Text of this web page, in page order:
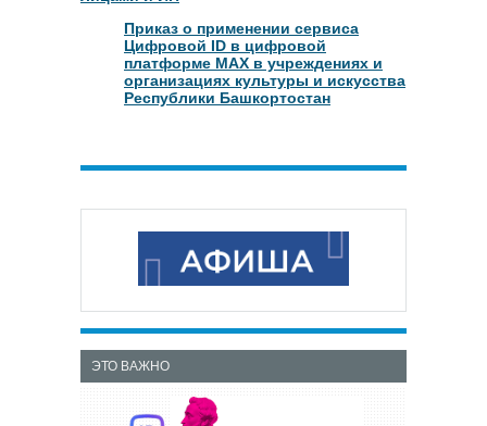
Приказ о применении сервиса
Цифровой ID в цифровой
платформе МАХ в учреждениях и
организациях культуры и искусства
Республики Башкортостан
ЭТО ВАЖНО